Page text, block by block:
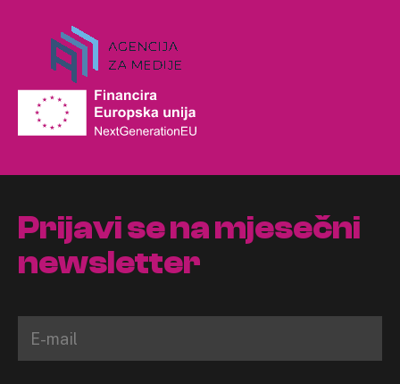
Prijavi se na mjesečni
newsletter